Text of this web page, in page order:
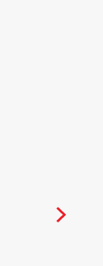
só
o
local